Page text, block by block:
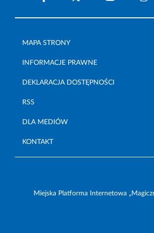
MAPA STRONY
INFORMACJE PRAWNE
DEKLARACJA DOSTĘPNOŚCI
RSS
DLA MEDIÓW
KONTAKT
Miejska Platforma Internetowa